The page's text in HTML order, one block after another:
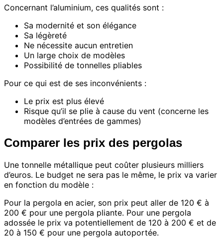
Concernant l’aluminium, ces qualités sont :
Sa modernité et son élégance
Sa légèreté
Ne nécessite aucun entretien
Un large choix de modèles
Possibilité de tonnelles pliables
Pour ce qui est de ses inconvénients :
Le prix est plus élevé
Risque qu’il se plie à cause du vent (concerne les
modèles d’entrées de gammes)
Comparer les prix des pergolas
Une tonnelle métallique peut coûter plusieurs milliers
d’euros. Le budget ne sera pas le même, le prix va varier
en fonction du modèle :
Pour la pergola en acier, son prix peut aller de 120 € à
200 € pour une pergola pliante. Pour une pergola
adossée le prix va potentiellement de 120 à 200 € et de
20 à 150 € pour une pergola autoportée.